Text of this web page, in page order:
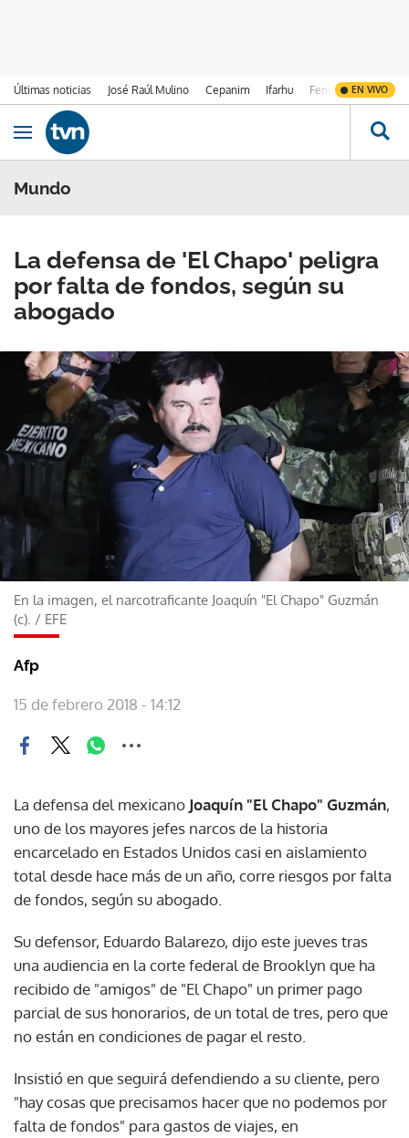
Últimas noticias José Raúl Mulino Cepanim Ifarhu Fenómeno de El
EN VIVO
Ir al contenido
Obrir navegació
Mundo
La defensa de 'El Chapo' peligra
por falta de fondos, según su
abogado
En la imagen, el narcotraficante Joaquín "El Chapo" Guzmán
(c). / EFE
Afp
15 de febrero 2018 - 14:12
La defensa del mexicano Joaquín "El Chapo" Guzmán,
uno de los mayores jefes narcos de la historia
encarcelado en Estados Unidos casi en aislamiento
total desde hace más de un año, corre riesgos por falta
de fondos, según su abogado.
Su defensor, Eduardo Balarezo, dijo este jueves tras
una audiencia en la corte federal de Brooklyn que ha
recibido de "amigos" de "El Chapo" un primer pago
parcial de sus honorarios, de un total de tres, pero que
no están en condiciones de pagar el resto.
Insistió en que seguirá defendiendo a su cliente, pero
"hay cosas que precisamos hacer que no podemos por
falta de fondos" para gastos de viajes, en